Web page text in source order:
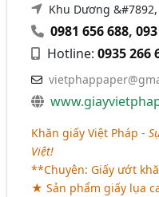
Khu Dương
0981 656 688,
Hotline:0935 266
Khăn giấy Việt Pháp -
Việt!
**Chuyên: Giấy ướt
★ Sản phẩm giấy lụa